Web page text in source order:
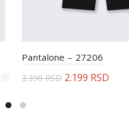
Pantalone – 27206
3.390RSD 2.199 RSD